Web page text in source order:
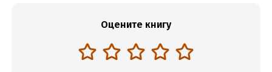
Оцените книгу